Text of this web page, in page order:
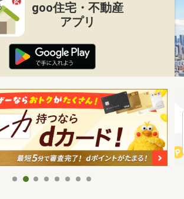
goo住宅・不動産
アプリ